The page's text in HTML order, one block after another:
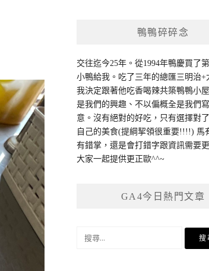
鴨鴨碎碎念
交往迄今25年。從1994年鴨慶買了
小鴨給我。吃了三年的總匯三明治+
我決定跟著他吃香喝辣共築鴨鴨小
是我們的興趣、不以偏概全是我們
意。沒有絕對的好吃，只有選擇對
自己的美食(提綱挈領很重要!!!!) 馬
有錯掌，還是會打錯字跟資訊需要
大家一起提供更正歐^^~
GA4今日熱門文章